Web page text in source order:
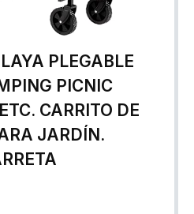
PLEGABLE
PICNIC
CARRITO DE
JARDÍN.